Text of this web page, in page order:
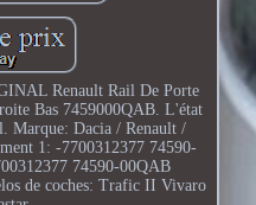
Renault Rail De Porte
Bas 7459000QAB. L'état
Marque: Dacia / Renault /
1: -7700312377 74590-
74590-00QAB
de coches: Trafic II Vivaro